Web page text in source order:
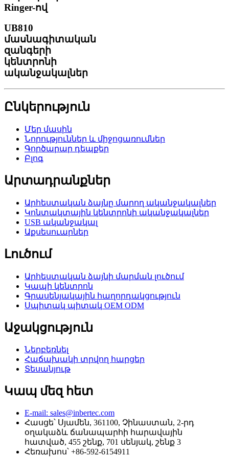
Ringer-ով
UB810
մասնագիտական
զանգերի
կենտրոնի
ականջակալներ
Ընկերություն
Մեր մասին
Նորություններ և միջոցառումներ
Գործարար դեպքեր
Բլոգ
Արտադրանքներ
Արհեստական ​​ձայնը մարող ականջակալներ
Կոնտակտային կենտրոնի ականջակալներ
USB ականջակալ
Աքսեսուարներ
Լուծում
Արհեստական ​​ձայնի մարման լուծում
Կապի կենտրոն
Գրասենյակային հաղորդակցություն
Սպիտակ պիտակ OEM ODM
Աջակցություն
Ներբեռնել
Հաճախակի տրվող հարցեր
Տեսանյութ
Կապ մեզ հետ
E-mail: sales@inbertec.com
Հասցե՝ Սյամեն, 361100, Չինաստան, 2-րդ
օղակաձև ճանապարհի հարավային
հատված, 455 շենք, 701 սենյակ, շենք 3
Հեռախոս՝ +86-592-6154911